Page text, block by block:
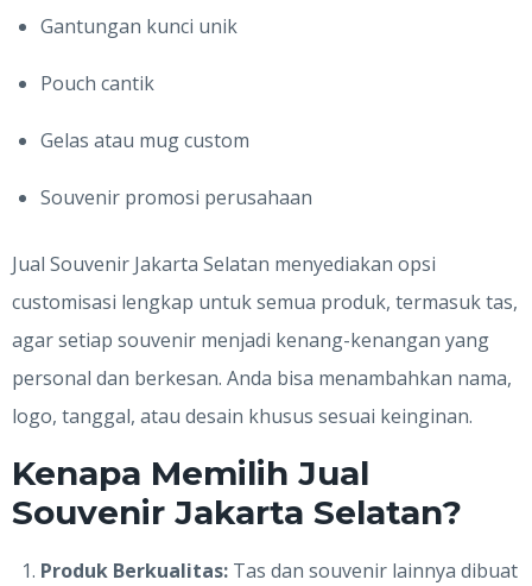
Gantungan kunci unik
Pouch cantik
Gelas atau mug custom
Souvenir promosi perusahaan
Jual Souvenir Jakarta Selatan menyediakan opsi
customisasi lengkap untuk semua produk, termasuk tas,
agar setiap souvenir menjadi kenang-kenangan yang
personal dan berkesan. Anda bisa menambahkan nama,
logo, tanggal, atau desain khusus sesuai keinginan.
Kenapa Memilih Jual
Souvenir Jakarta Selatan?
Produk Berkualitas: Tas dan souvenir lainnya dibuat